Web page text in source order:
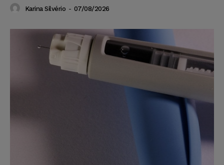
Karina Silvério - 07/08/2026